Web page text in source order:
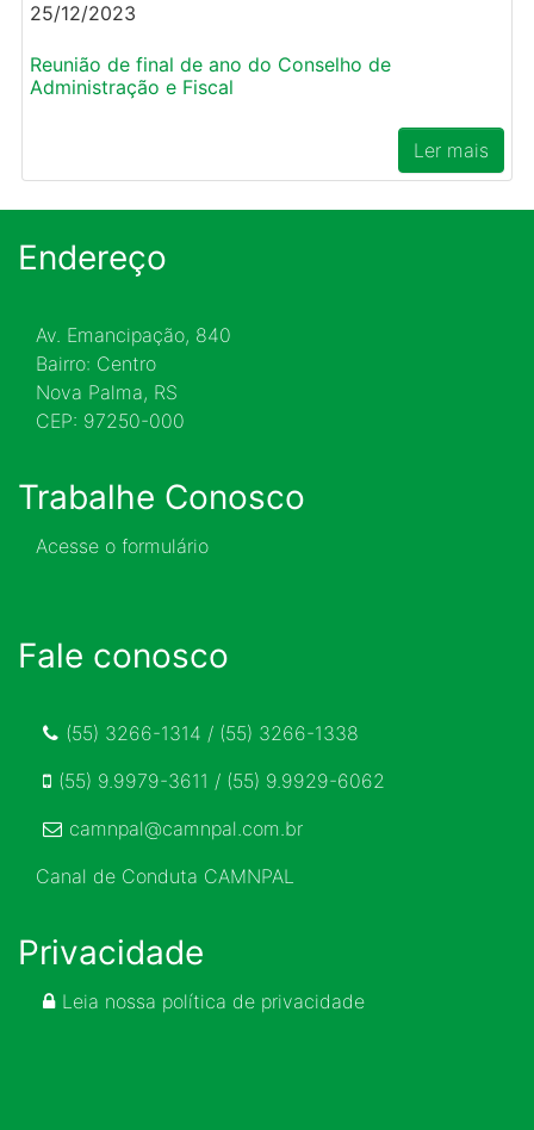
25/12/2023
Reunião de final de ano do Conselho de
Administração e Fiscal
Ler mais
Endereço
Av. Emancipação, 840
Bairro: Centro
Nova Palma, RS
CEP: 97250-000
Trabalhe Conosco
Acesse o formulário
Fale conosco
(55) 3266-1314 / (55) 3266-1338
(55) 9.9979-3611 / (55) 9.9929-6062
camnpal@camnpal.com.br
Canal de Conduta CAMNPAL
Privacidade
Leia nossa política de privacidade